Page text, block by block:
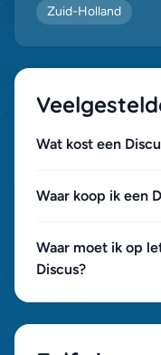
Zuid-Holland
Wat kost een
Waar koop ik een
Waar moet ik op
Discus?